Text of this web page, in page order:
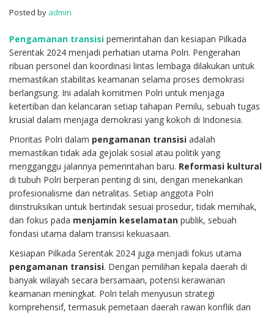
Posted by admin
Pengamanan transisi pemerintahan dan kesiapan Pilkada
Serentak 2024 menjadi perhatian utama Polri. Pengerahan
ribuan personel dan koordinasi lintas lembaga dilakukan untuk
memastikan stabilitas keamanan selama proses demokrasi
berlangsung. Ini adalah komitmen Polri untuk menjaga
ketertiban dan kelancaran setiap tahapan Pemilu, sebuah tugas
krusial dalam menjaga demokrasi yang kokoh di Indonesia.
Prioritas Polri dalam pengamanan transisi adalah
memastikan tidak ada gejolak sosial atau politik yang
mengganggu jalannya pemerintahan baru. Reformasi kultural
di tubuh Polri berperan penting di sini, dengan menekankan
profesionalisme dan netralitas. Setiap anggota Polri
diinstruksikan untuk bertindak sesuai prosedur, tidak memihak,
dan fokus pada menjamin keselamatan publik, sebuah
fondasi utama dalam transisi kekuasaan.
Kesiapan Pilkada Serentak 2024 juga menjadi fokus utama
pengamanan transisi. Dengan pemilihan kepala daerah di
banyak wilayah secara bersamaan, potensi kerawanan
keamanan meningkat. Polri telah menyusun strategi
komprehensif, termasuk pemetaan daerah rawan konflik dan